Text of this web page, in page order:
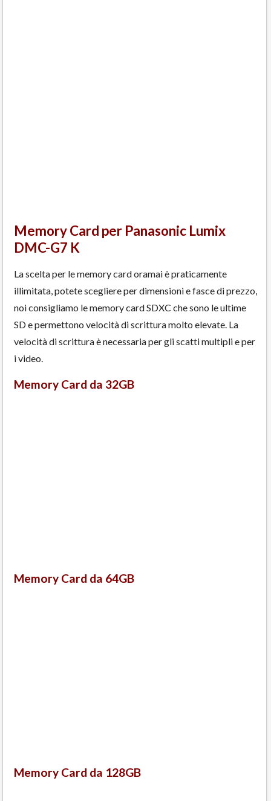
Memory Card per Panasonic Lumix
DMC-G7 K
La scelta per le memory card oramai è praticamente
illimitata, potete scegliere per dimensioni e fasce di prezzo,
noi consigliamo le memory card SDXC che sono le ultime
SD e permettono velocità di scrittura molto elevate. La
velocità di scrittura è necessaria per gli scatti multipli e per
i video.
Memory Card da 32GB
Memory Card da 64GB
Memory Card da 128GB